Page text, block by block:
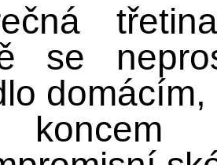
se
koncem